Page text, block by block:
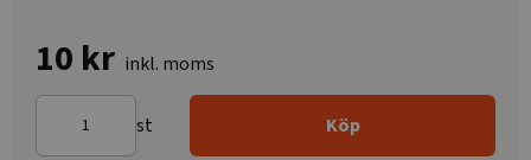
10 kr inkl. moms
st Köp